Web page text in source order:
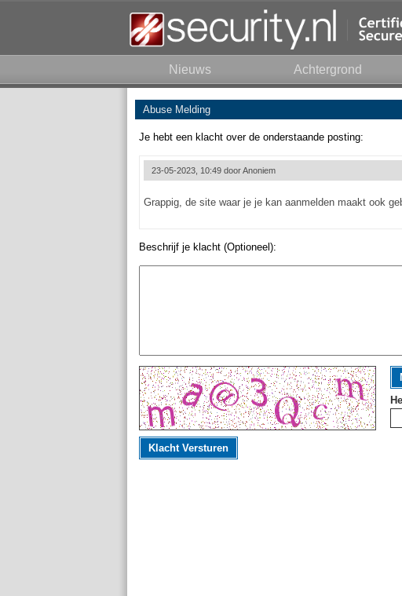
Nieuws Achtergrond
Abuse Melding
Je hebt een klacht over de onderstaande posting:
23-05-2023, 10:49 doorAnoniem
Grappig, de site waar je je kan aanmelden maakt ook
Beschrijf je klacht (Optioneel):
Klacht Versturen